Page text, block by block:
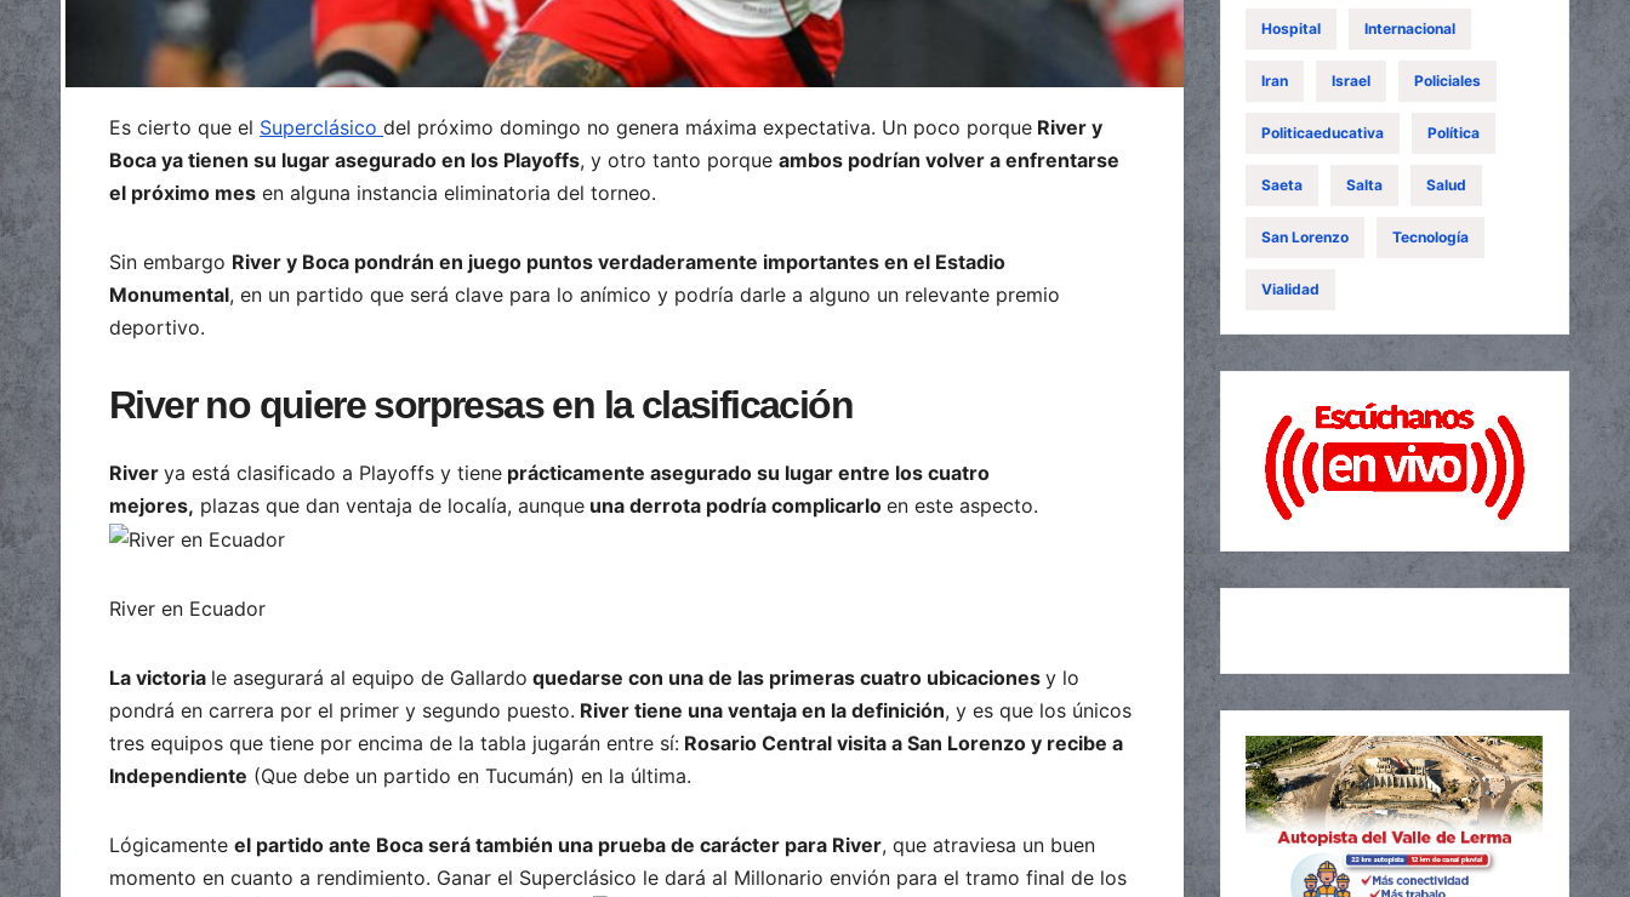
Es cierto que el Superclásico del próximo domingo no genera máxima expectativa. Un poco porque River y
Boca ya tienen su lugar asegurado en los Playoffs, y otro tanto porque ambos podrían volver a enfrentarse
el próximo mes en alguna instancia eliminatoria del torneo.
Sin embargo River y Boca pondrán en juego puntos verdaderamente importantes en el Estadio
Monumental, en un partido que será clave para lo anímico y podría darle a alguno un relevante premio
deportivo.
River no quiere sorpresas en la clasificación
River ya está clasificado a Playoffs y tiene prácticamente asegurado su lugar entre los cuatro
mejores, plazas que dan ventaja de localía, aunque una derrota podría complicarlo en este aspecto.
River en Ecuador
La victoria le asegurará al equipo de Gallardo quedarse con una de las primeras cuatro ubicaciones y lo
pondrá en carrera por el primer y segundo puesto. River tiene una ventaja en la definición, y es que los únicos
tres equipos que tiene por encima de la tabla jugarán entre sí: Rosario Central visita a San Lorenzo y recibe a
Independiente (Que debe un partido en Tucumán) en la última.
Lógicamente el partido ante Boca será también una prueba de carácter para River, que atraviesa un buen
momento en cuanto a rendimiento. Ganar el Superclásico le dará al Millonario envión para el tramo final de los
Hospital Internacional
Iran Israel Policiales
Politicaeducativa Política
Saeta Salta Salud
San Lorenzo Tecnología
Vialidad